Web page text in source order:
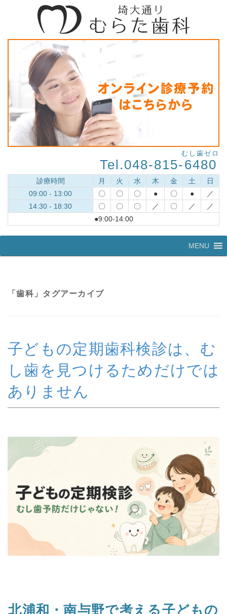
Tel.048-815-6480
むし歯ゼロ
診療時間 月 火 水 木 金 土
日
09:00 - 13:00
〇 〇 〇 ● 〇 ●
／
14:30 - 18:30
〇 〇 〇 ／ 〇 ／
／
●9:00-14:00
MENU
「歯科」タグアーカイブ
子どもの定期歯科検診は、む
し歯を見つけるためだけでは
ありません
北浦和・南与野で考える子どもの